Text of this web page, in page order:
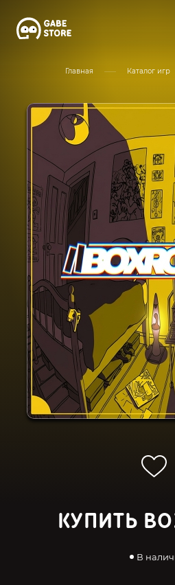
Главная Каталог игр
КУПИТЬ
В